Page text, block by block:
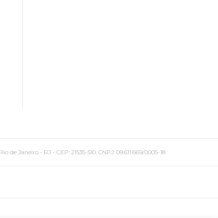
Janeiro - RJ - CEP: 21535-510. CNPJ: 09.611.669/0005-18